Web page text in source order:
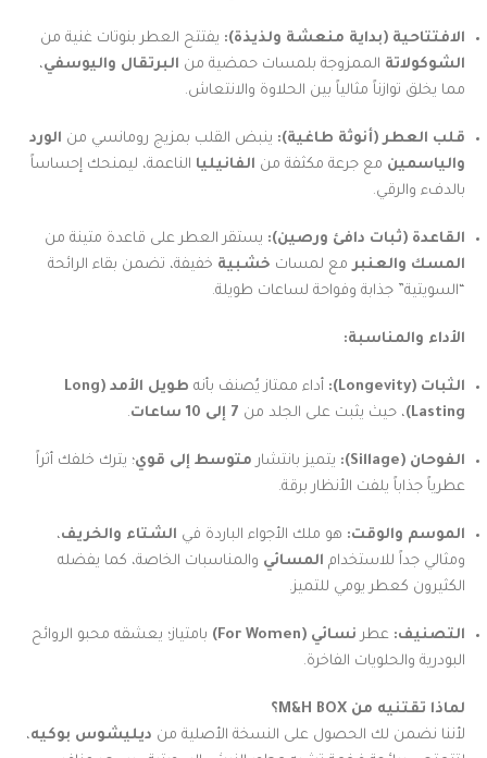
الافتتاحية (بداية منعشة ولذيذة): يفتتح العطر بنوتات غنية من
الشوكولاتة الممزوجة بلمسات حمضية من البرتقال واليوسفي،
مما يخلق توازناً مثالياً بين الحلاوة والانتعاش.
قلب العطر (أنوثة طاغية): ينبض القلب بمزيج رومانسي من الورد
والياسمين مع جرعة مكثفة من الفانيليا الناعمة، ليمنحك إحساساً
بالدفء والرقي.
القاعدة (ثبات دافئ ورصين): يستقر العطر على قاعدة متينة من
المسك والعنبر مع لمسات خشبية خفيفة، تضمن بقاء الرائحة
“السويتية” جذابة وفواحة لساعات طويلة.
الأداء والمناسبة:
الثبات (Longevity): أداء ممتاز يُصنف بأنه
طويل الأمد (Long
Lasting) ، حيث يثبت على الجلد من 7 إلى 10 ساعات .
الفوحان (Sillage): يتميز بانتشار متوسط إلى قوي؛ يترك خلفك أثراً
عطرياً جذاباً يلفت الأنظار برقة.
الموسم والوقت: هو ملك الأجواء الباردة في الشتاء والخريف،
ومثالي جداً للاستخدام المسائي والمناسبات الخاصة، كما يفضله
الكثيرون كعطر يومي للتميز.
التصنيف: عطر نسائي (For Women)
بامتياز؛ يعشقه محبو الروائح
البودرية والحلويات الفاخرة.
لماذا تقتنيه من M&H BOX؟
لأننا نضمن لك الحصول على النسخة الأصلية من ديليشوس بوكيه،